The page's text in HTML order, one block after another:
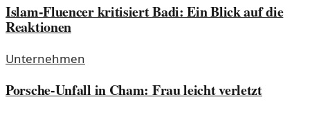
Islam-Fluencer kritisiert Badi: Ein Blick auf die
Reaktionen
Unternehmen
Porsche-Unfall in Cham: Frau leicht verletzt